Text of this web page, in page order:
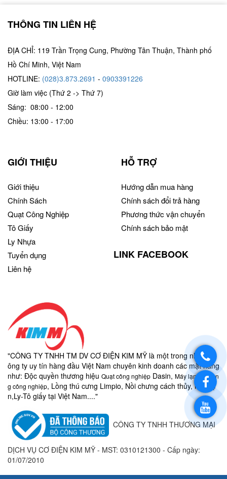
THÔNG TIN LIÊN HỆ
ĐỊA CHỈ: 119 Trần Trọng Cung, Phường Tân Thuận, Thành phố
Hồ Chí Minh, Việt Nam
HOTLINE: (028)3.873.2691 - 0903391226
Giờ làm việc (Thứ 2 -> Thứ 7)
Sáng: 08:00 - 12:00
Chiều: 13:00 - 17:00
GIỚI THIỆU
Giới thiệu
Chính Sách
Quạt Công Nghiệp
Tô Giấy
Ly Nhựa
Tuyển dụng
Liên hệ
HỖ TRỢ
Hướng dẫn mua hàng
Chính sách đổi trả hàng
Phương thức vận chuyển
Chính sách bảo mật
LINK FACEBOOK
"CÔNG TY TNHH TM DV CƠ ĐIỆN KIM MỸ là một trong những c
ông ty uy tín hàng đầu Việt Nam chuyên kinh doanh các mặt hàng
như: Độc quyền thương hiệu Quạt công nghiệp Dasin, Máy lạnh di độn
g công nghiệp, Lồng thú cưng Limpio, Nồi chưng cách thủy, nồi điệ
n,Ly-Tô giấy tại Việt Nam...."
CÔNG TY TNHH THƯƠNG MẠI
DỊCH VỤ CƠ ĐIỆN KIM MỸ - MST: 0310121300 - Cấp ngày:
01/07/2010
https://www.youtube.com/channel/UCYvT5obcI5AqSFS-
0kdGxwA